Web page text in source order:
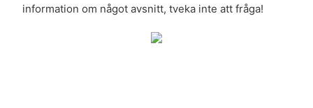
information om något avsnitt, tveka inte att fråga!